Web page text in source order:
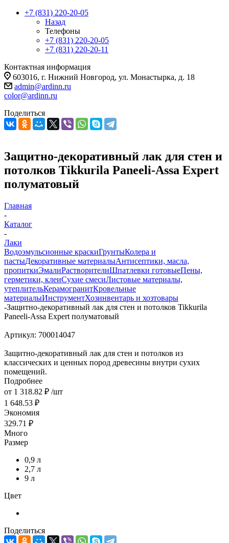
+7 (831) 220-20-05
Назад
Телефоны
+7 (831) 220-20-05
+7 (831) 220-20-11
Контактная информация
603016, г. Нижний Новгород, ул. Монастырка, д. 18
admin@ardinn.ru
color@ardinn.ru
Поделиться
Защитно-декоративный лак для стен и
потолков Tikkurila Paneeli-Assa Expert
полуматовый
Главная
-
Каталог
-
Лаки
Водоэмульсионные краскиГрунтыКолера и
пастыДекоративные материалыАнтисептики, масла,
пропиткиЭмалиРастворителиШпатлевки готовыеПены,
герметики, клеиСухие смесиЛистовые материалы,
утеплительКерамогранитКровельные
материалыИнструментХозинвентарь и хозтовары
-Защитно-декоративный лак для стен и потолков Tikkurila
Paneeli-Assa Expert полуматовый
Артикул: 700014047
Защитно-декоративный лак для стен и потолков из
классических и ценных пород древесины внутри сухих
помещений.
Подробнее
от 1 318.82 ₽ /шт
1 648.53 ₽
Экономия
329.71 ₽
Много
Размер
0,9 л
2,7 л
9 л
Цвет
Поделиться